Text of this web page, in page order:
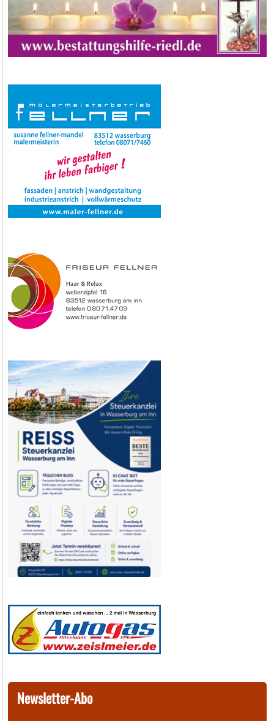
Newsletter-Abo